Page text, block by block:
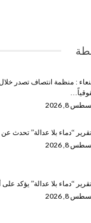
: منظمة انتصاف تصدر
8, 2026
“دماء بلا عدالة” تحدث
8, 2026
“دماء بلا عدالة” يؤكد على
8, 2026